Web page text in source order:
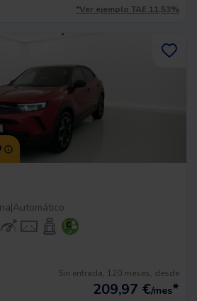
*Ver ejemplo TAE 11,53%
|Automático
Sin entrada, 120 meses, desde
209,97 €/mes*